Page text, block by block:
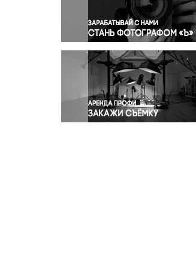
Правосудие
Происшествия и конфликты
Религия
Светская жизнь
Спорт
Экология
Экономика и бизнес